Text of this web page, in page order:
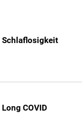
Schlaflosigkeit
Long COVID